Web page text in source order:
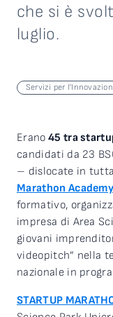
che si è
luglio.
Servizi per
Erano 45 tra
candidati da 23
– dislocate in
Marathon Academy
formativo,
impresa di Area
giovani
videopitch” nella
nazionale in
STARTUP